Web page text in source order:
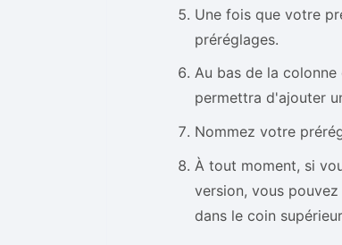
Une fois que votre
préréglages.
Au bas de la
permettra d'ajouter
Nommez votre
À tout moment, si
version, vous
dans le coin